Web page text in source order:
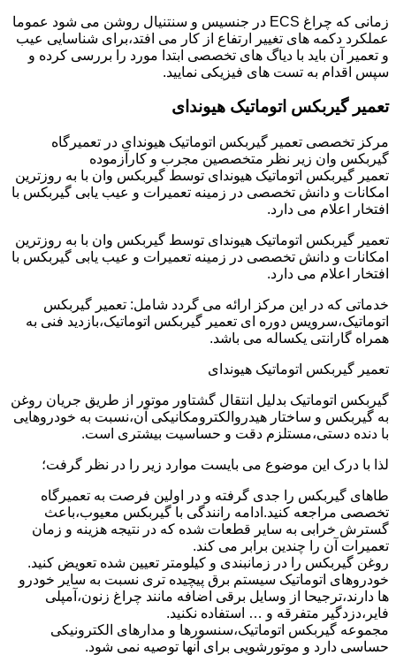
زمانی که چراغ ECS در جنسیس و سنتنیال روشن می شود عموما
عملکرد دکمه های تغییر ارتفاع از کار می افتد،برای شناسایی عیب
و تعمیر آن باید با دیاگ های تخصصی ابتدا مورد را بررسی کرده و
سپس اقدام به تست های فیزیکی نمایید.
تعمیر گیربکس اتوماتیک هیوندای
مرکز تخصصی تعمیر گیربکس اتوماتیک هیوندای در تعمیرگاه
گیربکس وان زیر نظر متخصصین مجرب و کارآزموده
تعمیر گیربکس اتوماتیک هیوندای توسط گیربکس وان با به روزترین
امکانات و دانش تخصصی در زمینه تعمیرات و عیب یابی گیربکس با
افتخار اعلام می دارد.
تعمیر گیربکس اتوماتیک هیوندای توسط گیربکس وان با به روزترین
امکانات و دانش تخصصی در زمینه تعمیرات و عیب یابی گیربکس با
افتخار اعلام می دارد.
خدماتی که در این مرکز ارائه می گردد شامل: تعمیر گیربکس
اتوماتیک،سرویس دوره ای تعمیر گیربکس اتوماتیک،بازدید فنی به
همراه گارانتی یکساله می باشد.
تعمیر گیربکس اتوماتیک هیوندای
گیربکس اتوماتیک بدلیل انتقال گشتاور موتور از طریق جریان روغن
به گیربکس و ساختار هیدروالکترومکانیکی آن،نسبت به خودروهایی
با دنده دستی،مستلزم دقت و حساسیت بیشتری است.
لذا با درک این موضوع می بایست موارد زیر را در نظر گرفت؛
طاهای گیربکس را جدی گرفته و در اولین فرصت به تعمیرگاه
تخصصی مراجعه کنید.ادامه رانندگی با گیربکس معیوب،باعث
گسترش خرابی به سایر قطعات شده که در نتیجه هزینه و زمان
تعمیرات آن را چندین برابر می کند.
روغن گیربکس را در زمانبندی و کیلومتر تعیین شده تعویض کنید.
خودروهای اتوماتیک سیستم برق پیچیده تری نسبت به سایر خودرو
ها دارند،ترجیحا از وسایل برقی اضافه مانند چراغ زنون،آمپلی
فایر،دزدگیر متفرقه و … استفاده نکنید.
مجموعه گیربکس اتوماتیک،سنسورها و مدارهای الکترونیکی
حساسی دارد و موتورشویی برای آنها توصیه نمی شود.